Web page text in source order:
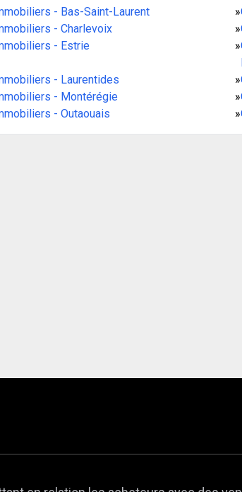
- Bas-Saint-Laurent »
- Charlevoix »
- Estrie »
- Laurentides »
- Montérégie »
- Outaouais »